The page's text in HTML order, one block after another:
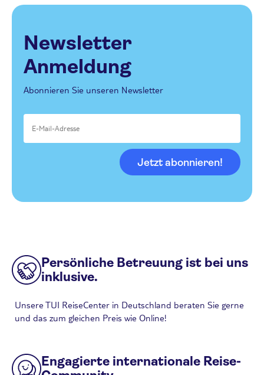
Newsletter
Anmeldung
Abonnieren Sie unseren Newsletter
Jetzt abonnieren!
Persönliche Betreuung ist bei uns
inklusive.
Unsere TUI ReiseCenter in Deutschland beraten Sie gerne
und das zum gleichen Preis wie Online!
Engagierte internationale Reise-